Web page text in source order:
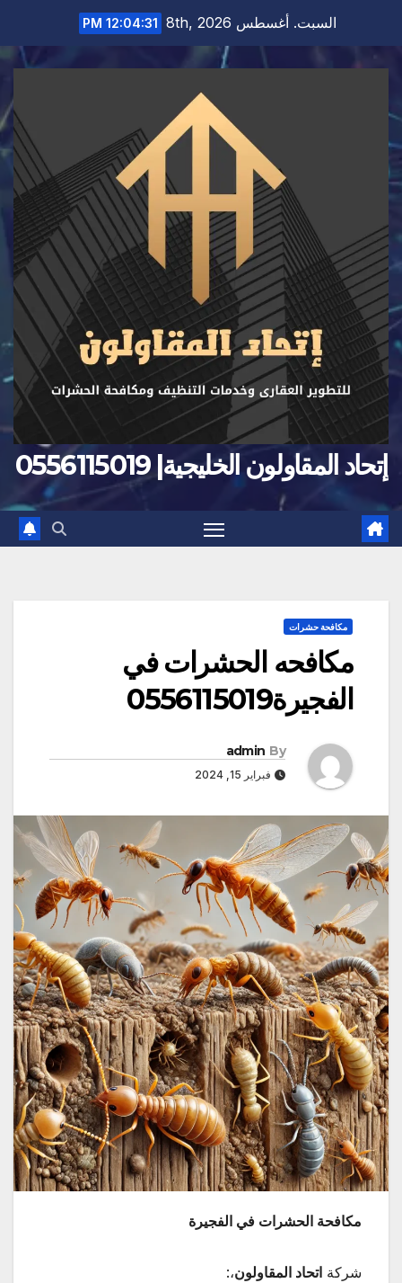
content
السبت. أغسطس 8th, 2026 12:04:33 PM
إتحاد المقاولون الخليجية| 0556115019
مكافحة حشرات
مكافحه الحشرات في
الفجيرة0556115019
By
admin
فبراير 15, 2024
مكافحة الحشرات في الفجيرة
شركة اتحاد المقاولون،: